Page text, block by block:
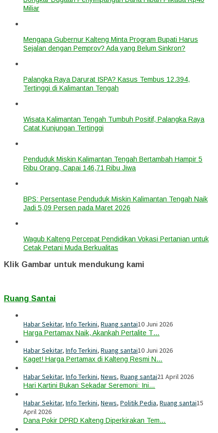
Miliar
Mengapa Gubernur Kalteng Minta Program Bupati Harus
Sejalan dengan Pemprov? Ada yang Belum Sinkron?
Palangka Raya Darurat ISPA? Kasus Tembus 12.394,
Tertinggi di Kalimantan Tengah
Wisata Kalimantan Tengah Tumbuh Positif, Palangka Raya
Catat Kunjungan Tertinggi
Penduduk Miskin Kalimantan Tengah Bertambah Hampir 5
Ribu Orang, Capai 146,71 Ribu Jiwa
BPS: Persentase Penduduk Miskin Kalimantan Tengah Naik
Jadi 5,09 Persen pada Maret 2026
Wagub Kalteng Percepat Pendidikan Vokasi Pertanian untuk
Cetak Petani Muda Berkualitas
Klik Gambar untuk mendukung kami
Ruang Santai
Habar Sekitar, Info Terkini, Ruang santai10 Juni 2026
Harga Pertamax Naik, Akankah Pertalite T…
Habar Sekitar, Info Terkini, Ruang santai10 Juni 2026
Kaget! Harga Pertamax di Kalteng Resmi N…
Habar Sekitar, Info Terkini, News, Ruang santai21 April 2026
Hari Kartini Bukan Sekadar Seremoni: Ini…
Habar Sekitar, Info Terkini, News, Politik Pedia, Ruang santai15
April 2026
Dana Pokir DPRD Kalteng Diperkirakan Tem…